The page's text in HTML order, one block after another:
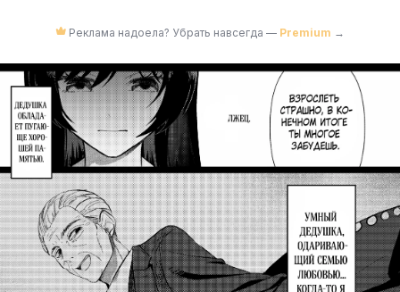
Реклама надоела? Убрать навсегда — Premium →